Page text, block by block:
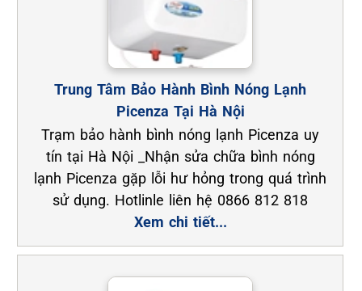
Trung Tâm Bảo Hành Bình Nóng Lạnh
Picenza Tại Hà Nội
Trạm bảo hành bình nóng lạnh Picenza uy
tín tại Hà Nội _Nhận sửa chữa bình nóng
lạnh Picenza gặp lỗi hư hỏng trong quá trình
sử dụng. Hotlinle liên hệ 0866 812 818
Xem chi tiết...